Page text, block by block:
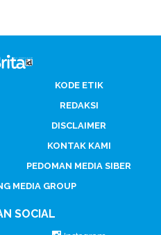
KODE ETIK
REDAKSI
DISCLAIMER
KONTAK KAMI
PEDOMAN MEDIA SIBER
MEDIA GROUP
SOCIAL